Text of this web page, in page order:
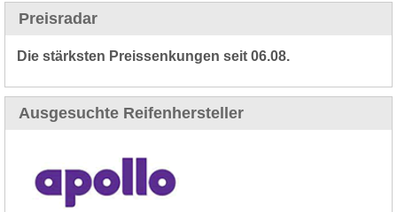
Preisradar
Die stärksten Preissenkungen seit 06.08.
Ausgesuchte Reifenhersteller